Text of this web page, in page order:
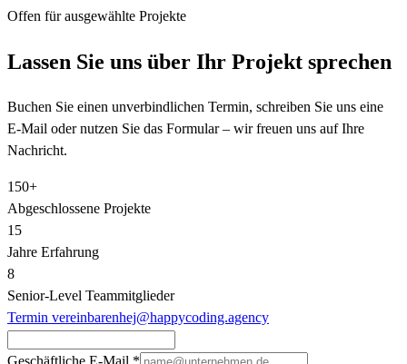
Offen für ausgewählte Projekte
Lassen Sie uns über Ihr Projekt sprechen
Buchen Sie einen unverbindlichen Termin, schreiben Sie uns eine
E-Mail oder nutzen Sie das Formular – wir freuen uns auf Ihre
Nachricht.
150+
Abgeschlossene Projekte
15
Jahre Erfahrung
8
Senior‑Level Teammitglieder
Termin vereinbarenhej@happycoding.agency
Geschäftliche E-Mail *